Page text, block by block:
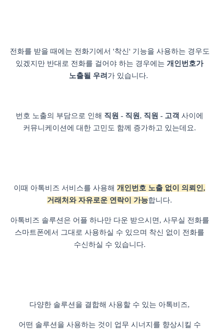
전화를 받을 때에는 전화기에서 '착신' 기능을 사용하는 경우도
있겠지만 반대로 전화를 걸어야 하는 경우에는 개인번호가
노출될 우려 가 있습니다.
번호 노출의 부담으로 인해 직원 - 직원 , 직원 - 고객 사이에
커뮤니케이션에 대한 고민도 함께 증가하고 있는데요.
이때 아톡비즈 서비스를 사용해 개인번호 노출 없이 의뢰인,
거래처와 자유로운 연락이 가능합니다.
아톡비즈 솔루션은 어플 하나만 다운 받으시면, 사무실 전화를
스마트폰에서 그대로 사용하실 수 있으며 착신 없이 전화를
수신하실 수 있습니다.
다양한 솔루션을 결합해 사용할 수 있는 아톡비즈,
어떤 솔루션을 사용하는 것이 업무 시너지를 향상시킬 수